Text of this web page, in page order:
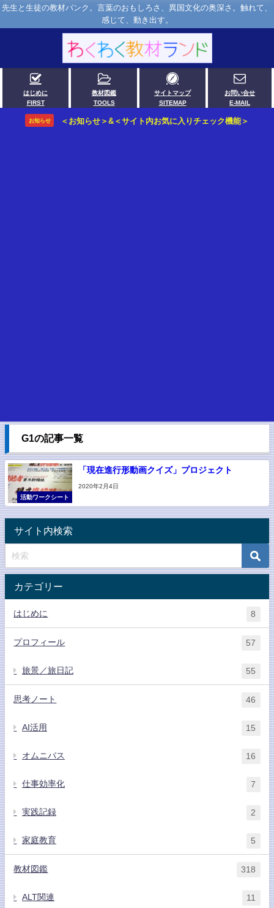
先生と生徒の教材バンク。言葉のおもしろさ、異国文化の奥深さ。触れて、
感じて、動き出す。
はじめに
FIRST
教材図鑑
TOOLS
サイトマップ
SITEMAP
お問い合せ
E-MAIL
お知らせ ＜お知らせ＞&＜サイト内お気に入りチェック機能＞
G1の記事一覧
活動ワークシート
「現在進行形動画クイズ」プロジェクト
2020年2月4日
サイト内検索
カテゴリー
はじめに 8
プロフィール 57
旅景／旅日記 55
思考ノート 46
AI活用 15
オムニバス 16
仕事効率化 7
実践記録 2
家庭教育 5
教材図鑑 318
ALT関連 11